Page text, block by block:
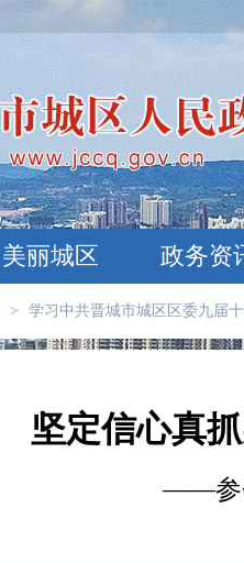
美丽城区 政务资
> 学习中共晋城市城区区委九届
坚定信心真
——参